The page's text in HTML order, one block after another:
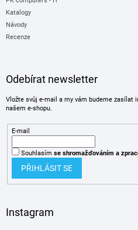
Katalogy
Návody
Recenze
Odebírat newsletter
Vložte svůj e-mail a my vám budeme zasílat
našem e-shopu.
E-mail
Souhlasím se shromažďováním a
PŘIHLÁSIT SE
Instagram